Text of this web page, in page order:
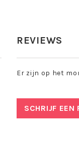
REVIEWS
Er zijn op het
SCHRIJF EEN